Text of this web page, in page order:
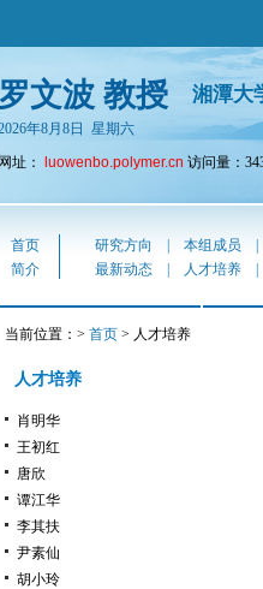
罗文波 教授 湘潭大
年8月8日 星期六
网址：
luowenbo.polymer.cn 访问量：
首页 研究方向 本组成员
简介
最新动态 人才培养
当前位置：> 首页 > 人才培养
人才培养
肖明华
王初红
唐欣
谭江华
李其扶
尹素仙
胡小玲